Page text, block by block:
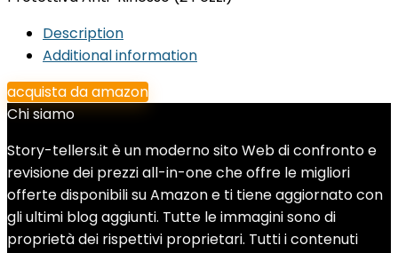
Description
Additional information
acquista da amazon
Chi siamo
Story-tellers.it è un moderno sito Web di confronto e
revisione dei prezzi all-in-one che offre le migliori
offerte disponibili su Amazon e ti tiene aggiornato con
gli ultimi blog aggiunti. Tutte le immagini sono di
proprietà dei rispettivi proprietari. Tutti i contenuti